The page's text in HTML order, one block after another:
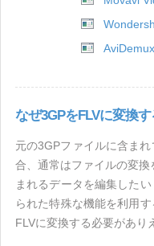
なぜ3GPをFLVに変換
元の3GPファイルに含ま
合、通常はファイルの変
まれるデータを編集した
られた特殊な機能を利用
FLVに変換する必要があり